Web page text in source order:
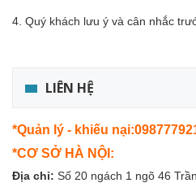
4. Quý khách lưu ý và cân nhắc
LIÊN HỆ
*Quản lý - khiếu
*CƠ SỞ HÀ NỘI:
Địa chỉ: Số 20 ngách 1 ngõ 46